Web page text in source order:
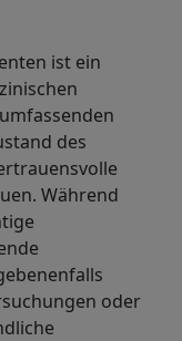
ist ein
des
Während
oder